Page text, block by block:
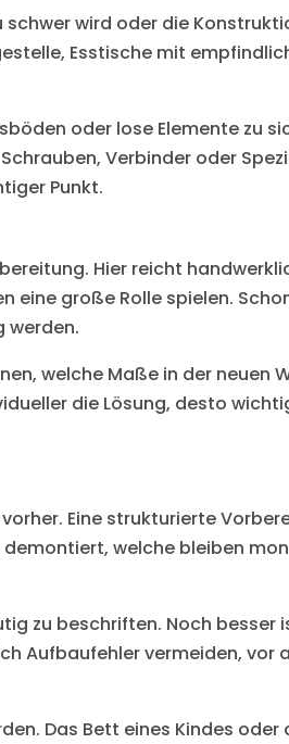
wird oder die
Esstische mit
oder lose Elemente zu
Verbinder oder
Punkt.
Hier reicht
eine große Rolle spielen.
werden.
welche Maße in der neuen
die Lösung, desto
Eine strukturierte
welche bleiben
zu beschriften. Noch besser
Aufbaufehler vermeiden, vor
Das Bett eines Kindes oder